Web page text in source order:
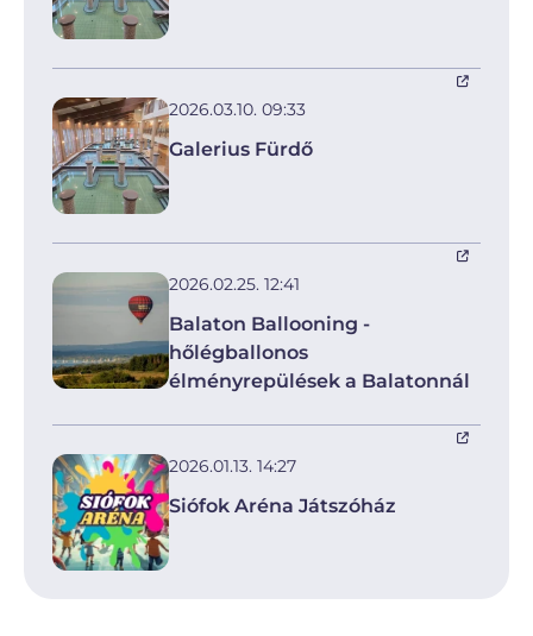
2026.03.10. 09:33
Galerius Fürdő
2026.02.25. 12:41
Balaton Ballooning -
hőlégballonos
élményrepülések a Balatonnál
2026.01.13. 14:27
Siófok Aréna Játszóház